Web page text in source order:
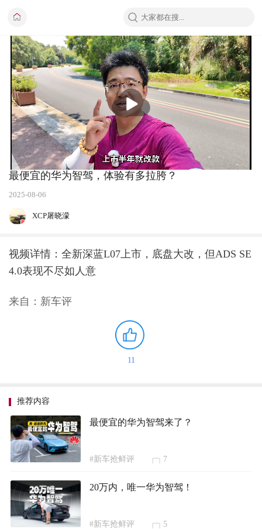
播
放
最便宜的华为智驾，体验有多拉胯？
2025-08-06
XCP屠晓濛
视频详情：全新深蓝L07上市，底盘大改，但ADS SE
4.0表现不尽如人意
来自：新车评
11
推荐内容
最便宜的华为智驾来了？
#新车抢鲜评 7
20万内，唯一华为智驾！
#新车抢鲜评 5